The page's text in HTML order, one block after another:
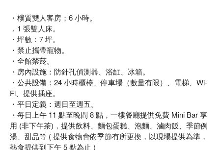
・樸質雙人客房；6 小時。
．1 張雙人床。
・坪數：7 坪。
・禁止攜帶寵物。
・全館禁菸。
・房內設施：防針孔偵測器、浴缸、冰箱。
・公共設備：24 小時櫃檯、停車場（數量有限）、電梯、Wi-
Fi、提供插座。
・平日定義：週日至週五。
・每日上午 11 點至晚間 8 點，一樓餐廳提供免費 Mini Bar 享
用 (非下午茶)，提供飲料、麵包蛋糕、泡麵、滷肉飯、季節例
湯、甜品等 ( 提供食物會依季節有所更換，以現場提供為準，
熱食提供到下午 5 點為止 )